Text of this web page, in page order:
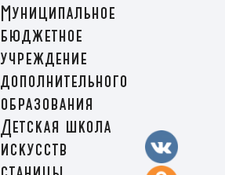
Муниципальное
бюджетное
учреждение
дополнительного
образования
Детская школа
искусств